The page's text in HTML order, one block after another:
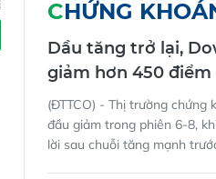
CHỨNG
Dầu tăng trở lại,
giảm hơn 450 điểm
(ĐTTCO) - Thị trường chứng
đầu giảm trong phiên 6-8,
lời sau chuỗi tăng mạnh